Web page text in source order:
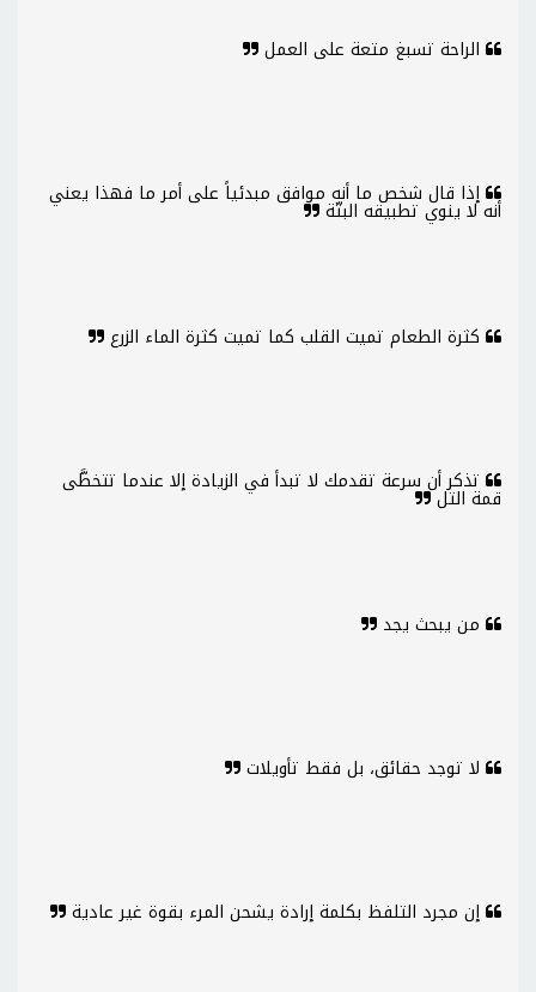
الراحة تسبغ متعة على العمل
إذا قال شخص ما أنه موافق مبدئياً على أمر ما فهذا يعني
أنه لا ينوي تطبيقه البتّة
كثرة الطعام تميت القلب كما تميت كثرة الماء الزرع
تذكر أن سرعة تقدمك لا تبدأ في الزيادة إلا عندما تتخطَّى
قمة التل
من يبحث يجد
لا توجد حقائق، بل فقط تأويلات
إن مجرد التلفظ بكلمة إرادة يشحن المرء بقوة غير عادية